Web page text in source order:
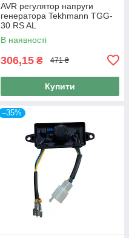
AVR регулятор напруги
генератора Tekhmann TGG-
30 RS AL
В наявності
306,15 ₴ 471 ₴
Купити
–35%